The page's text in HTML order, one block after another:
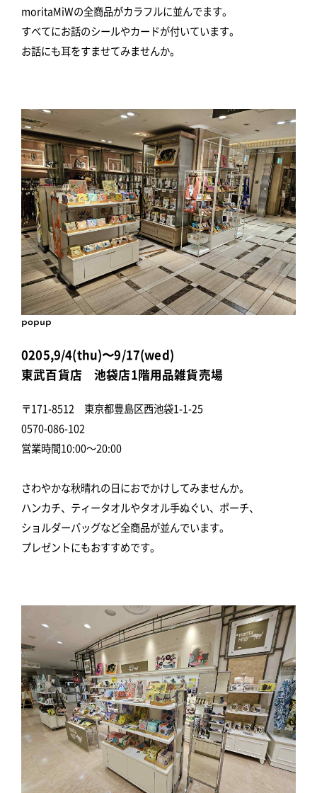
moritaMiWの全商品がカラフルに並んでます。
すべてにお話のシールやカードが付いています。
お話にも耳をすませてみませんか。
popup
0205,9/4(thu)〜9/17(wed)
東武百貨店 池袋店1階用品雑貨売場
〒171-8512 東京都豊島区西池袋1-1-25
0570-086-102
営業時間10:00～20:00
さわやかな秋晴れの日におでかけしてみませんか。
ハンカチ、ティータオルやタオル手ぬぐい、ポーチ、
ショルダーバッグなど全商品が並んでいます。
プレゼントにもおすすめです。